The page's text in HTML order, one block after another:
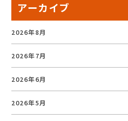
アーカイブ
2026年8月
2026年7月
2026年6月
2026年5月